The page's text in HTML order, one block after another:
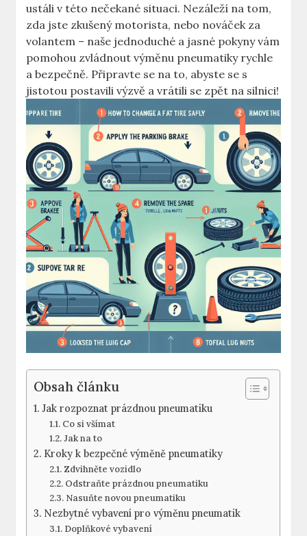
ustáli v této ⁢nečekané⁤ situaci. ‍Nezáleží na tom,
⁤zda jste zkušený ‌motorista, nebo nováček ⁤za​
volantem – naše⁣ jednoduché a⁢ jasné pokyny vám
pomohou zvládnout​ výměnu pneumatiky ⁤rychle‍
a ⁢bezpečně. Připravte se na⁢ to, abyste ​se s
⁣jistotou postavili ⁢výzvě ​a vrátili se ⁢zpět na silnici!
Obsah článku
Jak ⁣rozpoznat prázdnou pneumatiku
Co ‍si všímat
Jak na to
Kroky k bezpečné ‌výměně pneumatiky
Zdvihněte vozidlo
Odstraňte prázdnou pneumatiku
Nasuňte novou pneumatiku
Nezbytné vybavení pro výměnu pneumatik
Doplňkové vybavení